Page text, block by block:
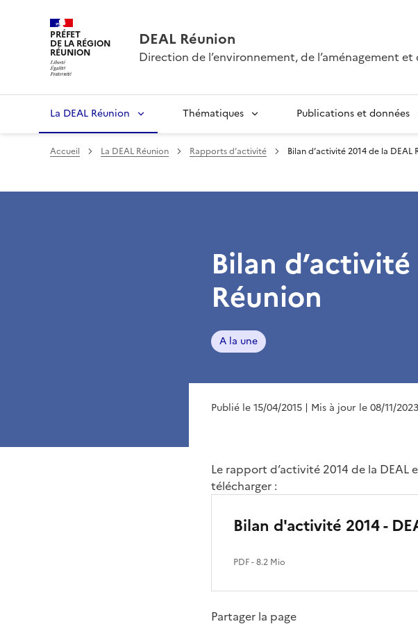
PRÉFET
DE LA RÉGION
RÉUNION
DEAL Réunion
Direction de l’environnement, de l’aménagement
La DEAL Réunion Thématiques Publications et données
Accueil La DEAL Réunion Rapports d’activité Bilan d’activité 2014 de la DEAL
Bilan
Réunion
A la une
Publié le 15/04/2015 | Mis à jour le 08/11/2023
Le rapport d’activité 2014 de la DEAL
télécharger :
Bilan d'activité 2014 -
PDF- 8.2 Mio
Partager la page